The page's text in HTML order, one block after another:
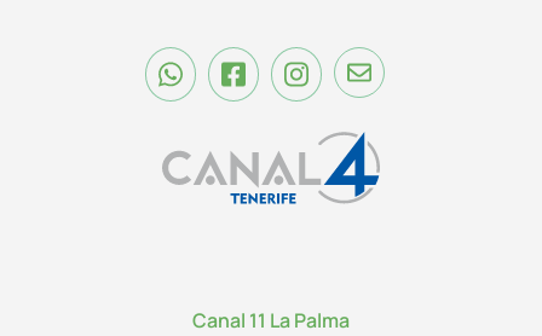
Canal 11 La Palma